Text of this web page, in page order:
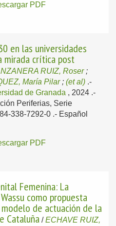
PDF
en las universidades
mirada crítica post
RUIZ, Roser;
María Pilar; (et al) .-
de Granada , 2024 .-
Periferias, Serie
338-7292-0 .- Español
PDF
Femenina: La
como propuesta
de actuación de la
Cataluña /ECHAVE RUIZ,